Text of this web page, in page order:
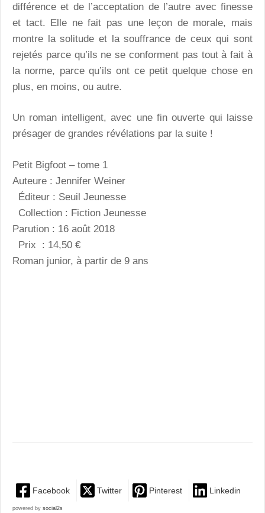
différence et de l’acceptation de l’autre avec finesse
et tact. Elle ne fait pas une leçon de morale, mais
montre la solitude et la souffrance de ceux qui sont
rejetés parce qu’ils ne se conforment pas tout à fait à
la norme, parce qu’ils ont ce petit quelque chose en
plus, en moins, ou autre.
Un roman intelligent, avec une fin ouverte qui laisse
présager de grandes révélations par la suite !
Petit Bigfoot – tome 1
Auteure : Jennifer Weiner
Éditeur : Seuil Jeunesse
Collection : Fiction Jeunesse
Parution : 16 août 2018
Prix : 14,50 €
Roman junior, à partir de 9 ans
Facebook Twitter Pinterest Linkedin
powered by social2s